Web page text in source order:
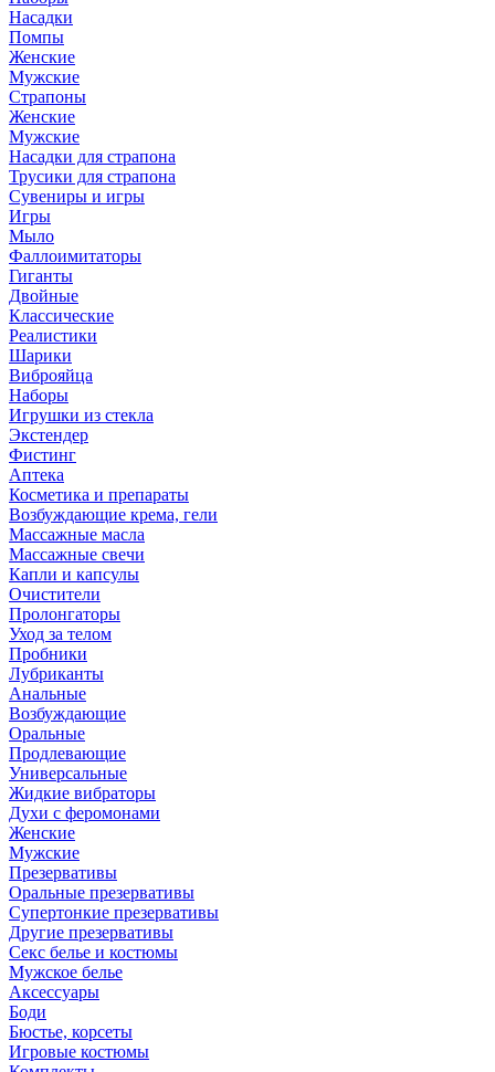
Насадки
Помпы
Женские
Мужские
Страпоны
Женские
Мужские
Насадки для страпона
Трусики для страпона
Сувениры и игры
Игры
Мыло
Фаллоимитаторы
Гиганты
Двойные
Классические
Реалистики
Шарики
Виброяйца
Наборы
Игрушки из стекла
Экстендер
Фистинг
Аптека
Косметика и препараты
Возбуждающие крема, гели
Массажные масла
Массажные свечи
Капли и капсулы
Очистители
Пролонгаторы
Уход за телом
Пробники
Лубриканты
Анальные
Возбуждающие
Оральные
Продлевающие
Универсальные
Жидкие вибраторы
Духи с феромонами
Женские
Мужские
Презервативы
Оральные презервативы
Супертонкие презервативы
Другие презервативы
Секс белье и костюмы
Мужское белье
Аксессуары
Боди
Бюстье, корсеты
Игровые костюмы